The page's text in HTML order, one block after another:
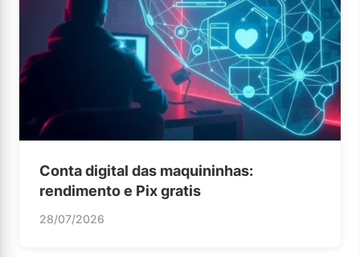
Conta digital das maquininhas:
rendimento e Pix gratis
28/07/2026